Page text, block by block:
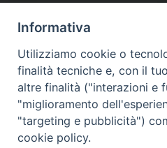
Informativa
Utilizziamo cookie o
finalità tecniche e, con il
altre finalità ("interazioni e
"miglioramento
"targeting e pubblicità")
cookie policy.